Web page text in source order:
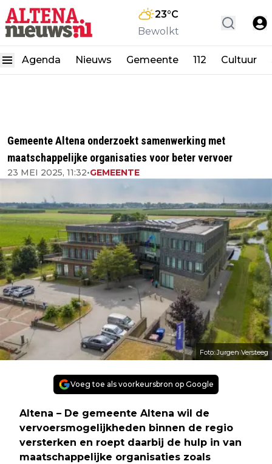
23°C
Bewolkt
Agenda Nieuws Gemeente 112 Cultuur
Gemeente Altena onderzoekt samenwerking met
maatschappelijke organisaties voor beter vervoer
23 MEI 2025, 11:32•GEMEENTE
Foto: Jurgen Versteeg
Voeg toe als voorkeursbron op Google
Altena – De gemeente Altena wil de
vervoersmogelijkheden binnen de regio
versterken en roept daarbij de hulp in van
maatschappelijke organisaties zoals